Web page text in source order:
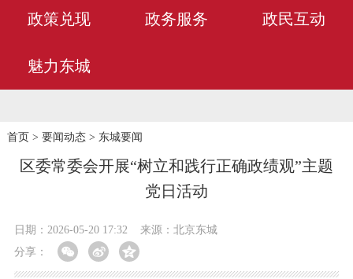
政策兑现 政务服务 政民互动
魅力东城
首页 > 要闻动态> 东城要闻
区委常委会开展“树立和践行正确政绩观”主题
党日活动
日期：2026-05-20 17:32
来源：北京东城
分享：